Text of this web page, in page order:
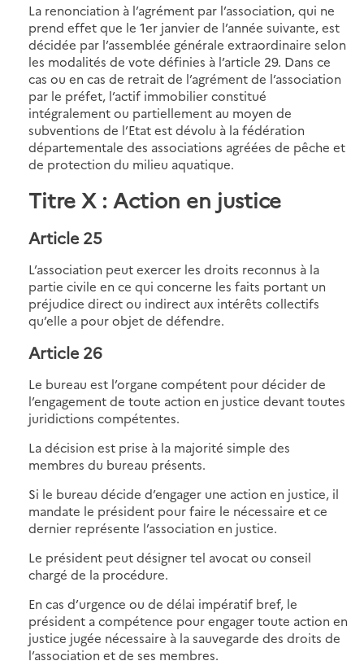
La renonciation à l’agrément par l’association, qui ne
prend effet que le 1er janvier de l’année suivante, est
décidée par l’assemblée générale extraordinaire selon
les modalités de vote définies à l’article 29. Dans ce
cas ou en cas de retrait de l’agrément de l’association
par le préfet, l’actif immobilier constitué
intégralement ou partiellement au moyen de
subventions de l’Etat est dévolu à la fédération
départementale des associations agréées de pêche et
de protection du milieu aquatique.
Titre X : Action en justice
Article 25
L’association peut exercer les droits reconnus à la
partie civile en ce qui concerne les faits portant un
préjudice direct ou indirect aux intérêts collectifs
qu’elle a pour objet de défendre.
Article 26
Le bureau est l’organe compétent pour décider de
l’engagement de toute action en justice devant toutes
juridictions compétentes.
La décision est prise à la majorité simple des
membres du bureau présents.
Si le bureau décide d’engager une action en justice, il
mandate le président pour faire le nécessaire et ce
dernier représente l’association en justice.
Le président peut désigner tel avocat ou conseil
chargé de la procédure.
En cas d’urgence ou de délai impératif bref, le
président a compétence pour engager toute action en
justice jugée nécessaire à la sauvegarde des droits de
l’association et de ses membres.